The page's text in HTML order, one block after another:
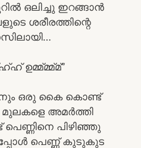
ഒലിച്ചു ഇറങ്ങാൻ
ശരീരത്തിന്റെ
ഉമ്മ്മ്മ്മ്”
ഒരു കൈ കൊണ്ട്
അമർത്തി
പിഴിഞ്ഞു
പെണ്ണ് കുടുകുട